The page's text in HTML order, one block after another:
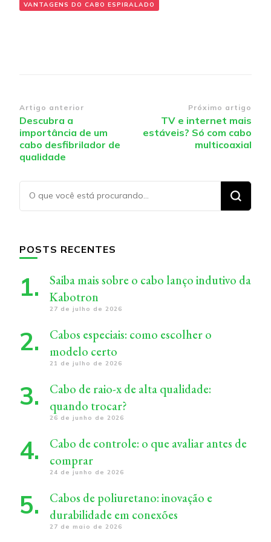
VANTAGENS DO CABO ESPIRALADO
Navegação
de
post
Artigo anterior
Descubra a
importância de um
cabo desfibrilador de
qualidade
Próximo artigo
TV e internet mais
estáveis? Só com cabo
multicoaxial
Procurando
algo?
POSTS RECENTES
Saiba mais sobre o cabo lanço indutivo da
Kabotron
27 de julho de 2026
Cabos especiais: como escolher o
modelo certo
21 de julho de 2026
Cabo de raio-x de alta qualidade:
quando trocar?
26 de junho de 2026
Cabo de controle: o que avaliar antes de
comprar
24 de junho de 2026
Cabos de poliuretano: inovação e
durabilidade em conexões
27 de maio de 2026